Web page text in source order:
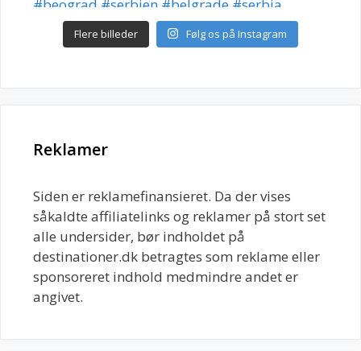
Flere billeder Følg os på Instagram
Reklamer
Siden er reklamefinansieret. Da der vises
såkaldte affiliatelinks og reklamer på stort set
alle undersider, bør indholdet på
destinationer.dk betragtes som reklame eller
sponsoreret indhold medmindre andet er
angivet.